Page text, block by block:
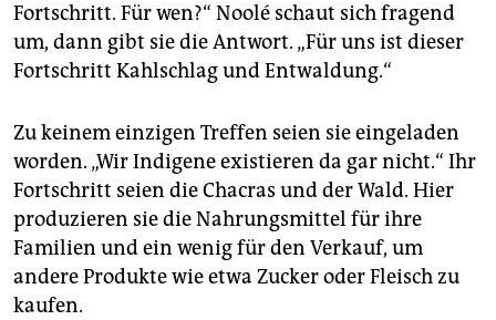
Fortschritt. Für wen?“ Noolé schaut sich fragend
um, dann gibt sie die Antwort. „Für uns ist dieser
Fortschritt Kahlschlag und Entwaldung.“
Zu keinem einzigen Treffen seien sie eingeladen
worden. „Wir Indigene existieren da gar nicht.“ Ihr
Fortschritt seien die Chacras und der Wald. Hier
produzieren sie die Nahrungsmittel für ihre
Familien und ein wenig für den Verkauf, um
andere Produkte wie etwa Zucker oder Fleisch zu
kaufen.